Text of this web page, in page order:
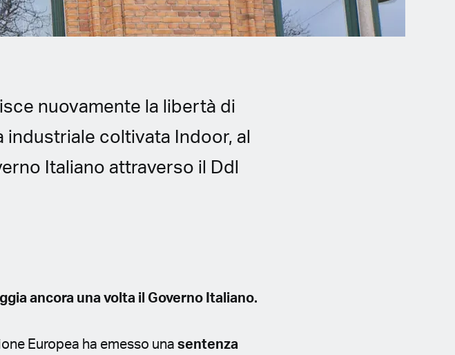
nuovamente la libertà di
coltivata Indoor, al
Italiano attraverso il Ddl
ancora una volta il Governo Italiano.
Europea ha emesso unasentenza